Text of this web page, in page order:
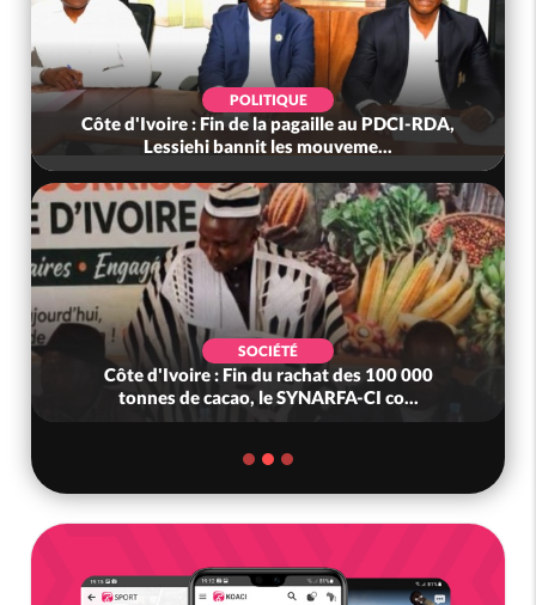
POLITIQUE
Côte d'Ivoire : Fin de la pagaille au PDCI-RDA,
Lessiehi bannit les mouveme...
SOCIÉTÉ
Côte d'Ivoire : Fin du rachat des 100 000
tonnes de cacao, le SYNARFA-CI co...